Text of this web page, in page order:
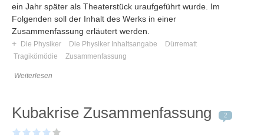
ein Jahr später als Theaterstück uraufgeführt wurde. Im
Folgenden soll der Inhalt des Werks in einer
Zusammenfassung erläutert werden.
+
Die Physiker Die Physiker Inhaltsangabe
Dürrematt
Tragikömödie
Zusammenfassung
Weiterlesen
Kubakrise Zusammenfassung 2